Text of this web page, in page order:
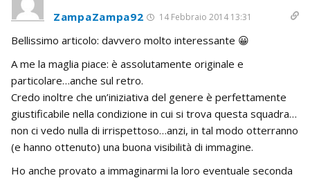
ZampaZampa92 14 Febbraio 2014 13:31
Bellissimo articolo: davvero molto interessante 😀
A me la maglia piace: è assolutamente originale e
particolare…anche sul retro.
Credo inoltre che un’iniziativa del genere è perfettamente
giustificabile nella condizione in cui si trova questa squadra…
non ci vedo nulla di irrispettoso…anzi, in tal modo otterranno
(e hanno ottenuto) una buona visibilità di immagine.
Ho anche provato a immaginarmi la loro eventuale seconda